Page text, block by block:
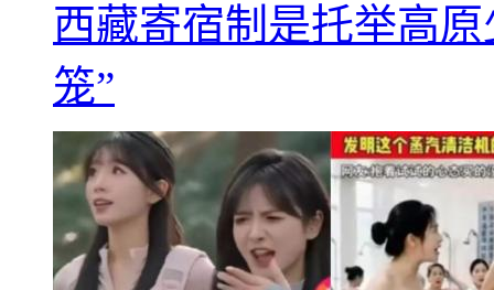
西藏寄宿制是托举高
笼”